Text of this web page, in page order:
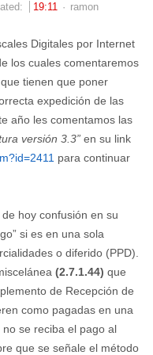
19:11 Author
ramon
Digitales por Internet
los cuales comentaremos
tienen que poner
expedición de las
año les comentamos las
versión 3.3”en su link
para continuar
hoy confusión en su
si es en una sola
o diferido (PPD).
(2.7.1.44) que
de Recepción de
como pagadas en una
se reciba el pago al
que se señale el método